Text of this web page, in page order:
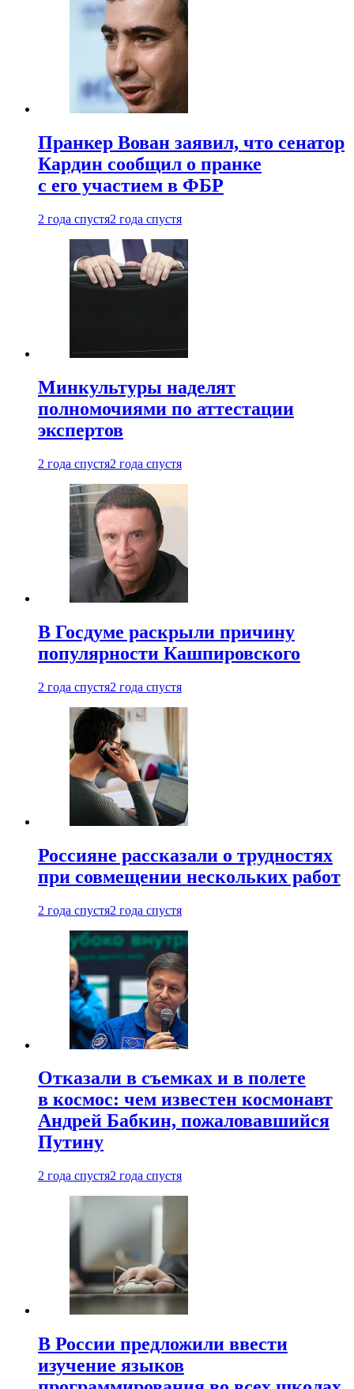
Пранкер Вован заявил, что сенатор
Кардин сообщил о пранке
с его участием в ФБР
2 года спустя2 года спустя
Минкультуры наделят
полномочиями по аттестации
экспертов
2 года спустя2 года спустя
В Госдуме раскрыли причину
популярности Кашпировского
2 года спустя2 года спустя
Россияне рассказали о трудностях
при совмещении нескольких работ
2 года спустя2 года спустя
Отказали в съемках и в полете
в космос: чем известен космонавт
Андрей Бабкин, пожаловавшийся
Путину
2 года спустя2 года спустя
В России предложили ввести
изучение языков